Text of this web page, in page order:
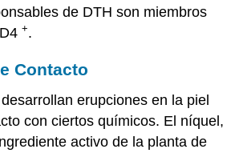
de DTH son miembros
+.
Contacto
erupciones en la piel
con ciertos químicos. El níquel,
activo de la planta de